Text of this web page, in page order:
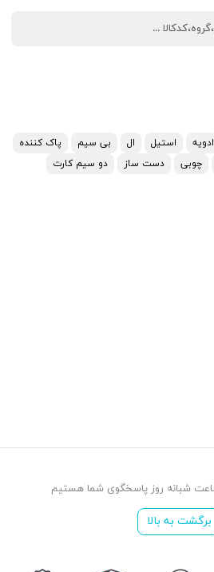
ادویه استیل ال بی سیم
پاک کننده
چوبی دست ساز
دو سیم کارت
برگشت به بالا